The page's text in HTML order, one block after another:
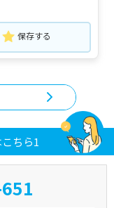
保存する
ちら1